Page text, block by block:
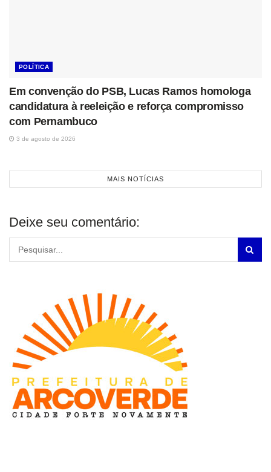
POLÍTICA
Em convenção do PSB, Lucas Ramos homologa
candidatura à reeleição e reforça compromisso
com Pernambuco
3 de agosto de 2026
MAIS NOTÍCIAS
Deixe seu comentário: